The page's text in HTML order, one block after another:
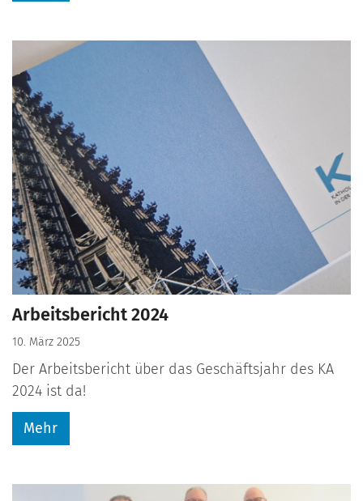
Arbeitsbericht 2024
10. März 2025
Der Arbeitsbericht über das Geschäftsjahr des KA
2024 ist da!
Mehr